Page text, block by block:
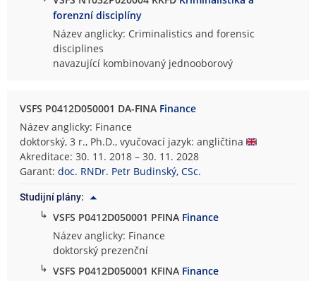
forenzní disciplíny
Název anglicky: Criminalistics and forensic
disciplines
navazující kombinovaný jednooborový
VSFS P0412D050001 DA-FINA Finance
Název anglicky: Finance
doktorský, 3 r., Ph.D., vyučovací jazyk: angličtina
Akreditace: 30. 11. 2018 – 30. 11. 2028
Garant:doc. RNDr. Petr Budinský, CSc.
Studijní plány:
↳ VSFS P0412D050001 PFINA Finance
Název anglicky: Finance
doktorský prezenční
↳ VSFS P0412D050001 KFINA Finance